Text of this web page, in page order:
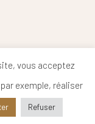
vous acceptez
exemple, réaliser
Refuser